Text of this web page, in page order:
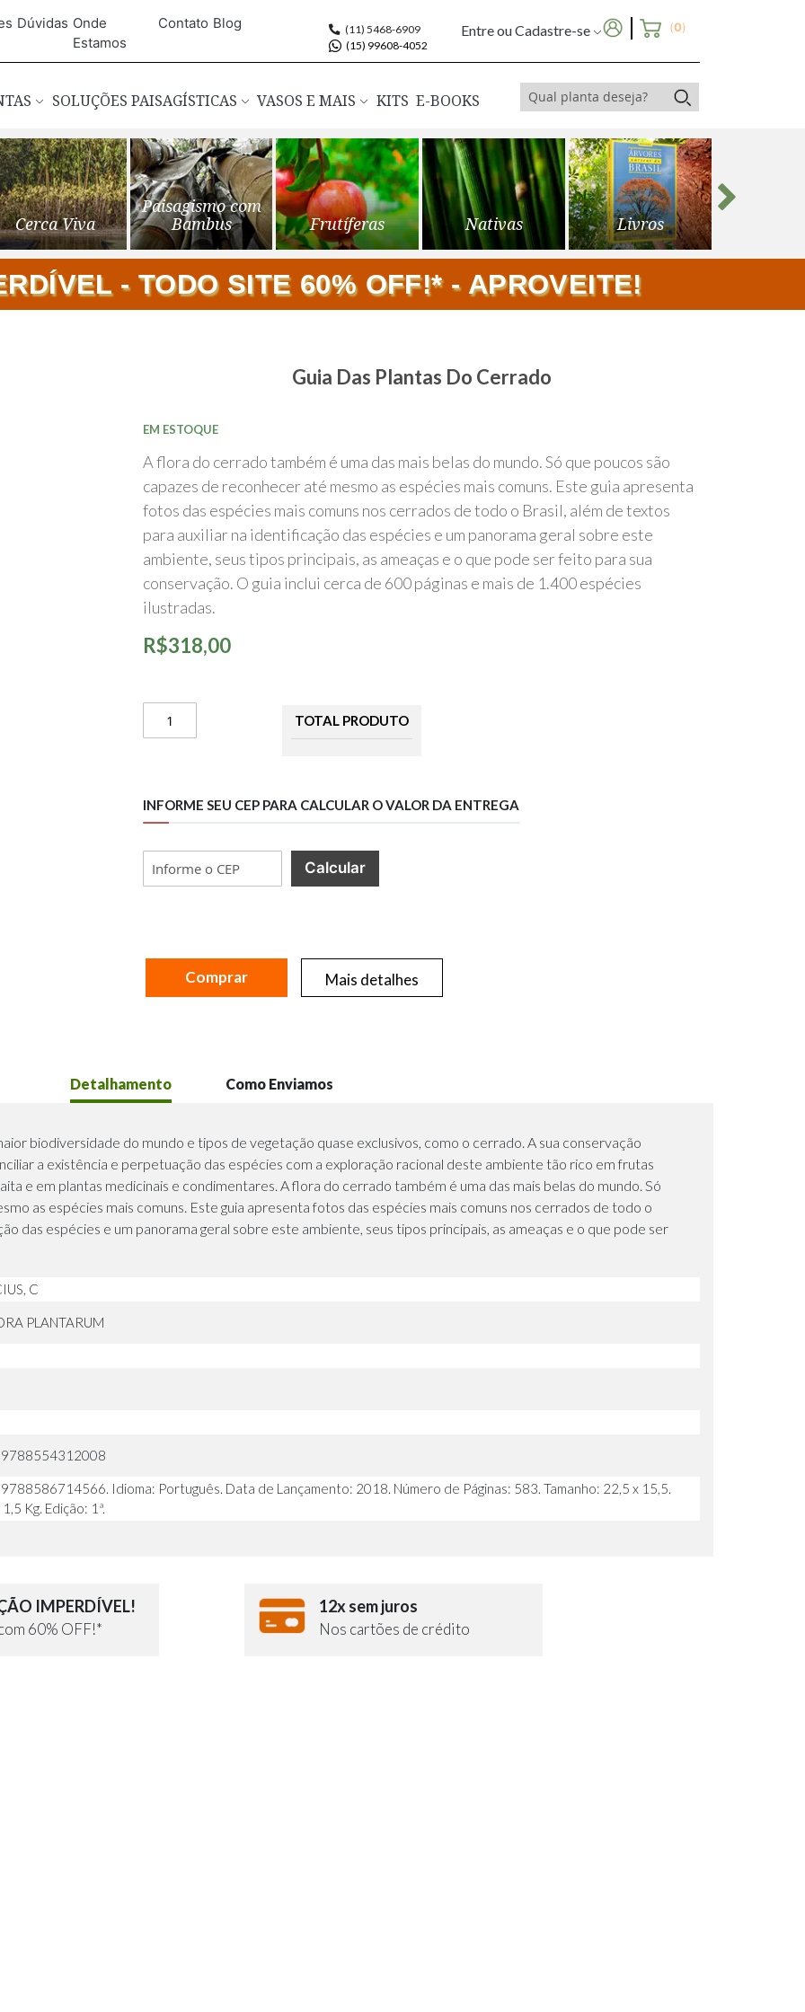
Dúvidas Onde
Estamos
Contato Blog
(11) 5468-6909
(15) 99608-4052
Entre ou Cadastre-se (0)
SOLUÇÕES PAISAGÍSTICAS VASOS E MAIS KITS E-BOOKS
Cerca Viva
Paisagismo com
Bambus
Frutíferas Nativas Livros
- TODO SITE 60% OFF!* - APROVEITE!
Guia Das Plantas Do Cerrado
R$318,00
EM ESTOQUE
A flora do cerrado também é uma das mais belas do mundo. Só que poucos são
capazes de reconhecer até mesmo as espécies mais comuns. Este guia apresenta
fotos das espécies mais comuns nos cerrados de todo o Brasil, além de textos
para auxiliar na identificação das espécies e um panorama geral sobre este
ambiente, seus tipos principais, as ameaças e o que pode ser feito para sua
conservação. O guia inclui cerca de 600 páginas e mais de 1.400 espécies
ilustradas.
TOTAL PRODUTO
INFORME SEU CEP PARA CALCULAR O VALOR DA ENTREGA
Calcular
Comprar Mais detalhes
Detalhamento
biodiversidade do mundo e tipos de vegetação quase exclusivos, como o cerrado. A sua conservação
a existência e perpetuação das espécies com a exploração racional deste ambiente tão rico em frutas
e em plantas medicinais e condimentares. A flora do cerrado também é uma das mais belas do mundo. Só
as espécies mais comuns. Este guia apresenta fotos das espécies mais comuns nos cerrados de todo o
das espécies e um panorama geral sobre este ambiente, seus tipos principais, as ameaças e o que pode ser
C
PLANTARUM
9788554312008
9788586714566. Idioma: Português. Data de Lançamento: 2018. Número de Páginas: 583. Tamanho: 22,5 x 15,5.
Kg. Edição: 1ª.
Como Enviamos
IMPERDÍVEL!
60% OFF!*
12x sem juros
Nos cartões de crédito